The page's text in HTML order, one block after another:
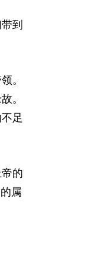
到
。
。
足
的
属